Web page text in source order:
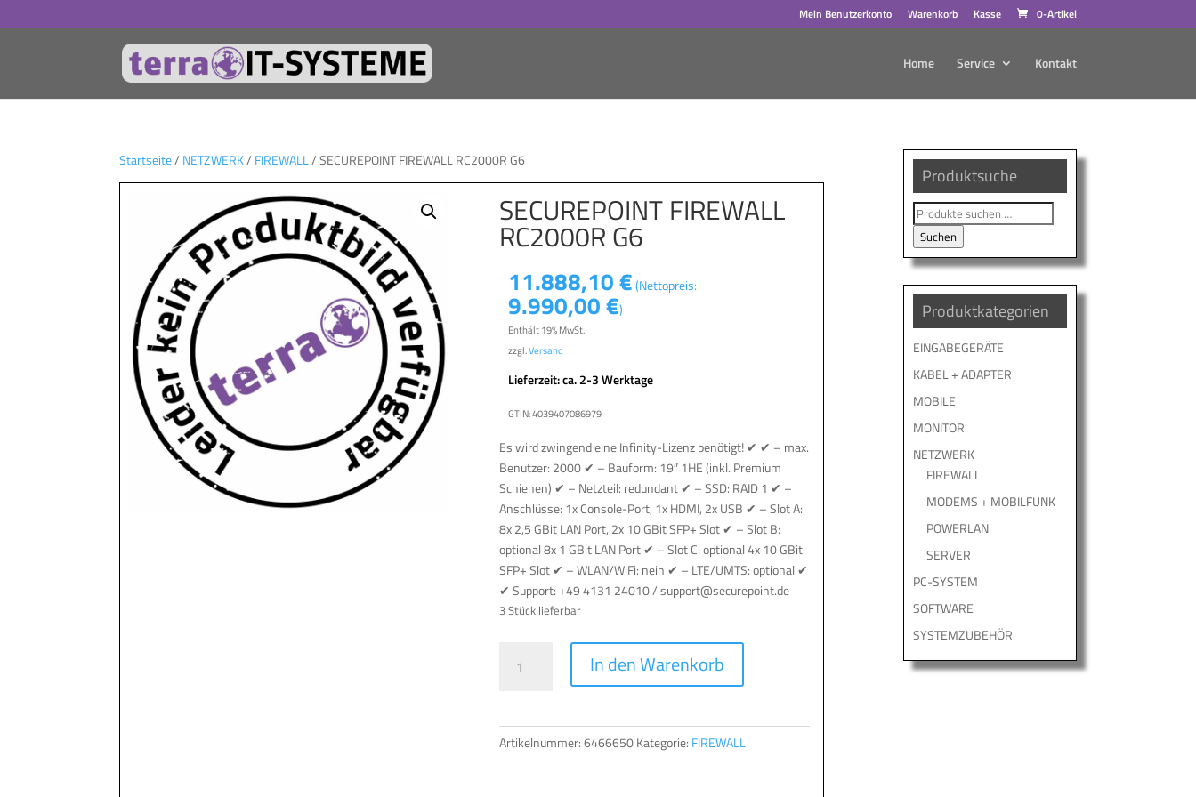
Mein Benutzerkonto Warenkorb Kasse 0-Artikel
Home Service Kontakt
Startseite/ NETZWERK/ FIREWALL/ SECUREPOINT FIREWALL RC2000R G6
SECUREPOINT FIREWALL
RC2000R G6
11.888,10€(Nettopreis:
9.990,00€)
Enthält 19% MwSt.
zzgl.Versand
Lieferzeit: ca. 2-3 Werktage
GTIN: 4039407086979
Es wird zwingend eine Infinity-Lizenz benötigt! ✔ ✔ – max.
Benutzer: 2000 ✔ – Bauform: 19″ 1HE (inkl. Premium
Schienen) ✔ – Netzteil: redundant ✔ – SSD: RAID 1 ✔ –
Anschlüsse: 1x Console-Port, 1x HDMI, 2x USB ✔ – Slot A:
8x 2,5 GBit LAN Port, 2x 10 GBit SFP+ Slot ✔ – Slot B:
optional 8x 1 GBit LAN Port ✔ – Slot C: optional 4x 10 GBit
SFP+ Slot ✔ – WLAN/WiFi: nein ✔ – LTE/UMTS: optional ✔
✔ Support: +49 4131 24010 / support@securepoint.de
3 Stück lieferbar
FIREWALL
In den Warenkorb
Artikelnummer:6466650Kategorie: FIREWALL
Produktsuche
Suche
nach:
Suchen
Produktkategorien
EINGABEGERÄTE
KABEL + ADAPTER
MOBILE
MONITOR
NETZWERK
FIREWALL
MODEMS + MOBILFUNK
POWERLAN
SERVER
PC-SYSTEM
SOFTWARE
SYSTEMZUBEHÖR